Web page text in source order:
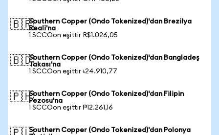
🇧🇷Southern Copper (Ondo Tokenized)'dan Brezilya
Reali'na
1 SCCOon eşittir R$1.026,05
🇧🇩Southern Copper (Ondo Tokenized)'dan Bangladeş
Takası'na
1 SCCOon eşittir ৳24.910,77
🇵🇭Southern Copper (Ondo Tokenized)'dan Filipin
Pezosu'na
1 SCCOon eşittir ₱12.261,16
Southern Copper (Ondo Tokenized)'dan Polonya